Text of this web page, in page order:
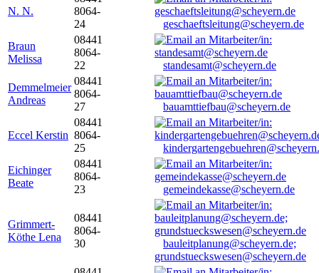
N. N.
8064-
24
geschaeftsleitung@scheyern.de
Braun
Melissa
08441
8064-
22
standesamt@scheyern.de
Demmelmeier
Andreas
08441
8064-
27
bauamttiefbau@scheyern.de
Eccel Kerstin
08441
8064-
25
Eichinger
Beate
08441
8064-
23
gemeindekasse@scheyern.de
Grimmert-
Köthe Lena
08441
8064-
30
bauleitplanung@scheyern.de;
grundstueckswesen@scheyern.de